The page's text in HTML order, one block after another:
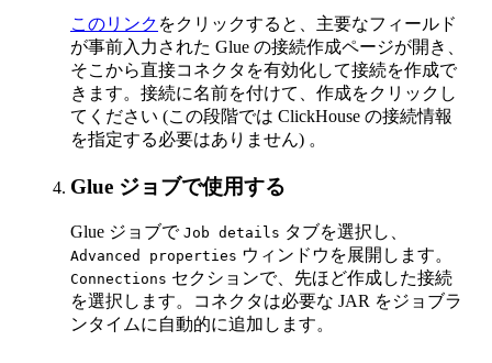
このリンク をクリックすると、主要なフィールド
が事前入力された Glue の接続作成ページが開き、
そこから直接コネクタを有効化して接続を作成で
きます。接続に名前を付けて、作成をクリックし
てください (この段階では ClickHouse の接続情報
を指定する必要はありません) 。
Glue ジョブで使用する
Glue ジョブで Job details タブを選択し、
Advanced properties ウィンドウを展開します。
Connections セクションで、先ほど作成した接続
を選択します。コネクタは必要な JAR をジョブラ
ンタイムに自動的に追加します。